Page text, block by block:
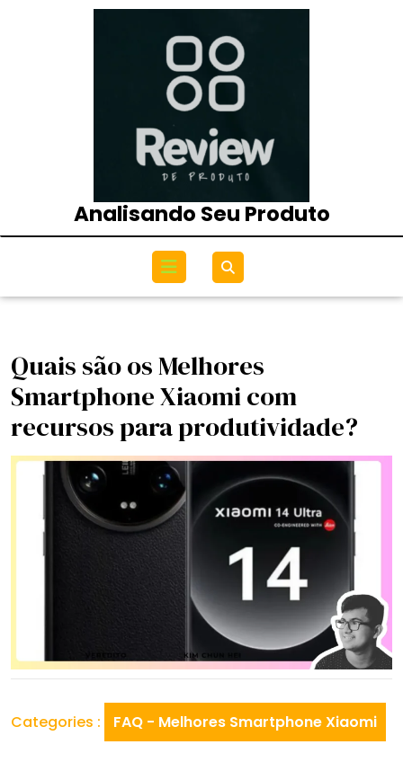
Analisando Seu Produto
Open
Menu
Quais são os Melhores
Smartphone Xiaomi com
recursos para produtividade?
Categories : FAQ - Melhores Smartphone Xiaomi